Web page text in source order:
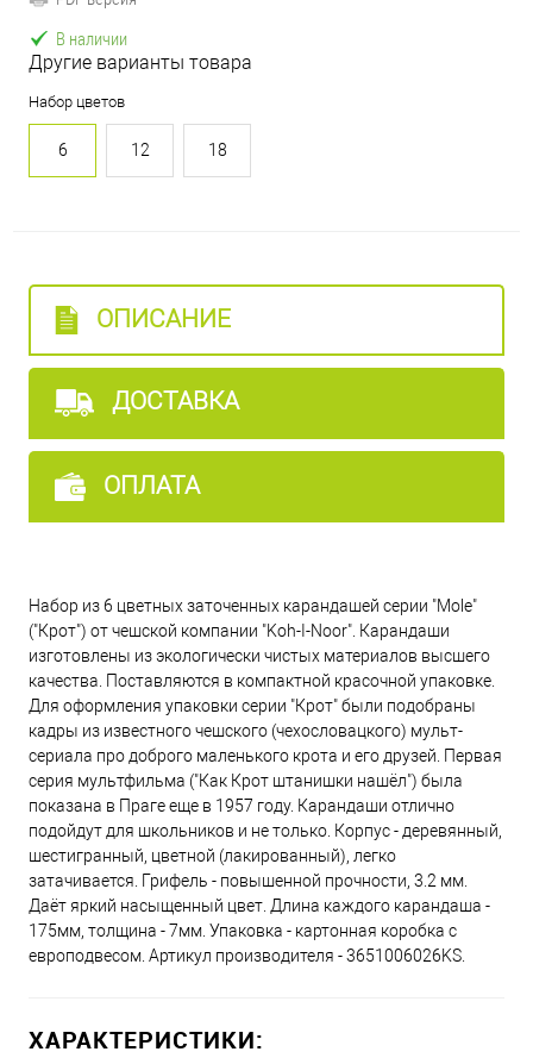
В наличии
Другие варианты товара
Набор цветов
6 12 18
ОПИСАНИЕ
ДОСТАВКА
ОПЛАТА
Набор из 6 цветных заточенных карандашей серии "Mole"
("Крот") от чешской компании "Koh-I-Noor". Карандаши
изготовлены из экологически чистых материалов высшего
качества. Поставляются в компактной красочной упаковке.
Для оформления упаковки серии "Крот" были подобраны
кадры из известного чешского (чехословацкого) мульт-
сериала про доброго маленького крота и его друзей. Первая
серия мультфильма ("Как Крот штанишки нашёл") была
показана в Праге еще в 1957 году. Карандаши отлично
подойдут для школьников и не только. Корпус - деревянный,
шестигранный, цветной (лакированный), легко
затачивается. Грифель - повышенной прочности, 3.2 мм.
Даёт яркий насыщенный цвет. Длина каждого карандаша -
175мм, толщина - 7мм. Упаковка - картонная коробка c
европодвесом. Артикул производителя - 3651006026KS.
ХАРАКТЕРИСТИКИ: